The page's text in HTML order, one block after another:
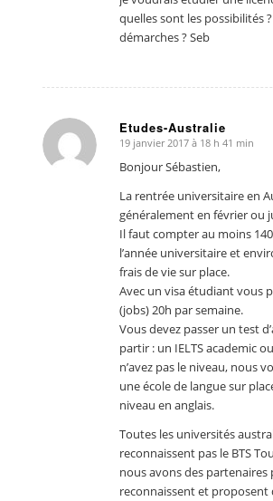
quelles sont les possibilités
démarches ? Seb
Etudes-Australie
dit
:
19 janvier 2017 à 18 h 41 min
Bonjour Sébastien,
La rentrée universitaire en
généralement en février ou
Il faut compter au moins
l’année universitaire et
frais de vie sur place.
Avec un visa étudiant vous
(jobs) 20h par semaine.
Vous devez passer un test
partir : un IELTS academic
n’avez pas le niveau, nous
une école de langue sur
niveau en anglais.
Toutes les universités
reconnaissent pas le BTS
nous avons des partenaires
reconnaissent et proposent